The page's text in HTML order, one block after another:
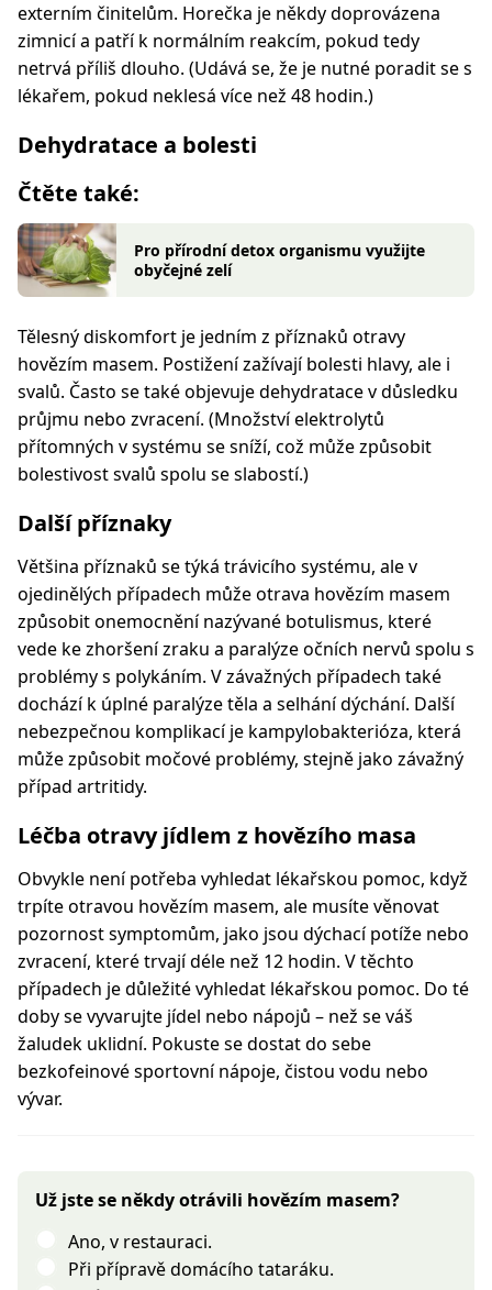
externím činitelům. Horečka je někdy doprovázena
zimnicí a patří k normálním reakcím, pokud tedy
netrvá příliš dlouho. (Udává se, že je nutné poradit se s
lékařem, pokud neklesá více než 48 hodin.)
Dehydratace a bolesti
Čtěte také:
Pro přírodní detox organismu využijte
obyčejné zelí
Tělesný diskomfort je jedním z příznaků otravy
hovězím masem. Postižení zažívají bolesti hlavy, ale i
svalů. Často se také objevuje dehydratace v důsledku
průjmu nebo zvracení. (Množství elektrolytů
přítomných v systému se sníží, což může způsobit
bolestivost svalů spolu se slabostí.)
Další příznaky
Většina příznaků se týká trávicího systému, ale v
ojedinělých případech může otrava hovězím masem
způsobit onemocnění nazývané botulismus, které
vede ke zhoršení zraku a paralýze očních nervů spolu s
problémy s polykáním. V závažných případech také
dochází k úplné paralýze těla a selhání dýchání. Další
nebezpečnou komplikací je kampylobakterióza, která
může způsobit močové problémy, stejně jako závažný
případ artritidy.
Léčba otravy jídlem z hovězího masa
Obvykle není potřeba vyhledat lékařskou pomoc, když
trpíte otravou hovězím masem, ale musíte věnovat
pozornost symptomům, jako jsou dýchací potíže nebo
zvracení, které trvají déle než 12 hodin. V těchto
případech je důležité vyhledat lékařskou pomoc. Do té
doby se vyvarujte jídel nebo nápojů – než se váš
žaludek uklidní. Pokuste se dostat do sebe
bezkofeinové sportovní nápoje, čistou vodu nebo
vývar.
Už jste se někdy otrávili hovězím masem?
Ano, v restauraci.
Při přípravě domácího tataráku.